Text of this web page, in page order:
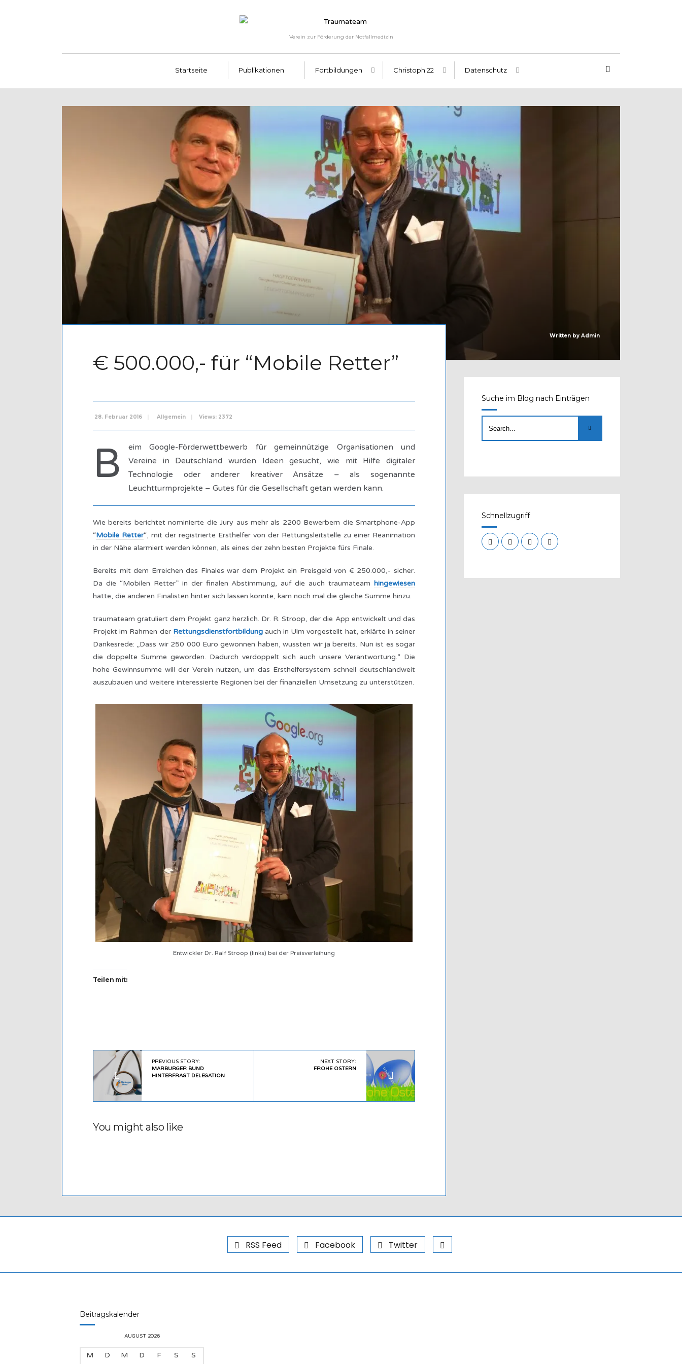
Verein zur Förderung der Notfallmedizin
Startseite Publikationen Fortbildungen Christoph 22 Datenschutz
Written by Admin
€ 500.000,- für “Mobile Retter”
28. Februar 2016 | Allgemein | Views: 2372
B
eim Google-Förderwettbewerb für gemeinnützige Organisationen und
Vereine in Deutschland wurden Ideen gesucht, wie mit Hilfe digitaler
Technologie oder anderer kreativer Ansätze – als sogenannte
Leuchtturmprojekte – Gutes für die Gesellschaft getan werden kann.
Wie bereits berichtet nominierte die Jury aus mehr als 2200 Bewerbern die Smartphone-App
“Mobile Retter“, mit der registrierte Ersthelfer von der Rettungsleitstelle zu einer Reanimation
in der Nähe alarmiert werden können, als eines der zehn besten Projekte fürs Finale.
Bereits mit dem Erreichen des Finales war dem Projekt ein Preisgeld von € 250.000,- sicher.
Da die “Mobilen Retter” in der finalen Abstimmung, auf die auch traumateam hingewiesen
hatte, die anderen Finalisten hinter sich lassen konnte, kam noch mal die gleiche Summe hinzu.
traumateam gratuliert dem Projekt ganz herzlich. Dr. R. Stroop, der die App entwickelt und das
Projekt im Rahmen der Rettungsdienstfortbildungauch in Ulm vorgestellt hat, erklärte in seiner
Dankesrede: „Dass wir 250 000 Euro gewonnen haben, wussten wir ja bereits. Nun ist es sogar
die doppelte Summe geworden. Dadurch verdoppelt sich auch unsere Verantwortung.“ Die
hohe Gewinnsumme will der Verein nutzen, um das Ersthelfersystem schnell deutschlandweit
auszubauen und weitere interessierte Regionen bei der finanziellen Umsetzung zu unterstützen.
Entwickler Dr. Ralf Stroop (links) bei der Preisverleihung
Teilen mit:
PREVIOUS STORY:
MARBURGER BUND
HINTERFRAGT DELEGATION
NEXT STORY:
FROHE OSTERN
You might also like
Suche im Blog nach Einträgen
Schnellzugriff
RSS Feed Facebook Twitter
Beitragskalender
AUGUST 2026
M D M D F S S